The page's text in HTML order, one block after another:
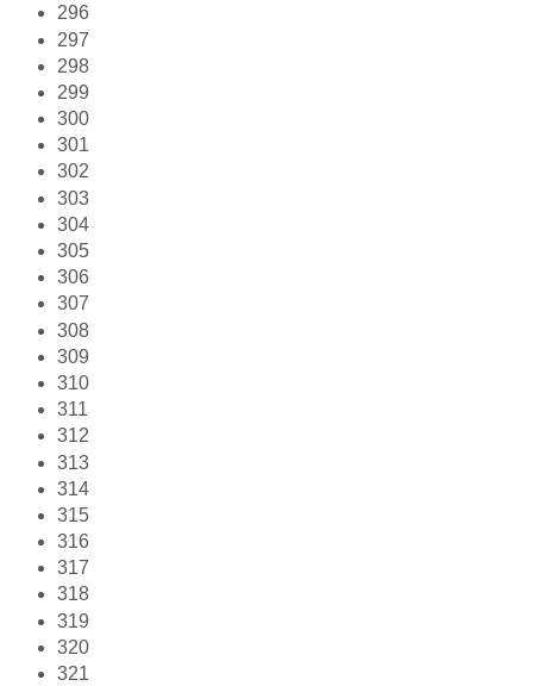
296
297
298
299
300
301
302
303
304
305
306
307
308
309
310
311
312
313
314
315
316
317
318
319
320
321